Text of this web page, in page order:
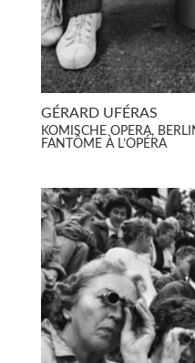
GÉRARD UFÉRAS
KOMISCHE OPERA,
FANTÔME À L’OPÉRA